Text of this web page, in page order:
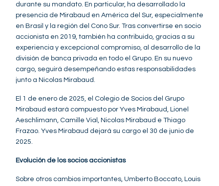
durante su mandato. En particular, ha desarrollado la
presencia de Mirabaud en América del Sur, especialmente
en Brasil y la región del Cono Sur. Tras convertirse en socio
accionista en 2019, también ha contribuido, gracias a su
experiencia y excepcional compromiso, al desarrollo de la
división de banca privada en todo el Grupo. En su nuevo
cargo, seguirá desempeñando estas responsabilidades
junto a Nicolas Mirabaud.
El 1 de enero de 2025, el Colegio de Socios del Grupo
Mirabaud estará compuesto por Yves Mirabaud, Lionel
Aeschlimann, Camille Vial, Nicolas Mirabaud e Thiago
Frazao. Yves Mirabaud dejará su cargo el 30 de junio de
2025.
Evolución de los socios accionistas
Sobre otros cambios importantes, Umberto Boccato, Louis